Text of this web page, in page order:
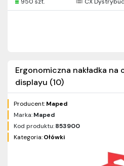
Ergonomiczna nakładka na
displayu (10)
Producent:Maped
Marka:Maped
Kod produktu:853900
Kategoria:Ołówki